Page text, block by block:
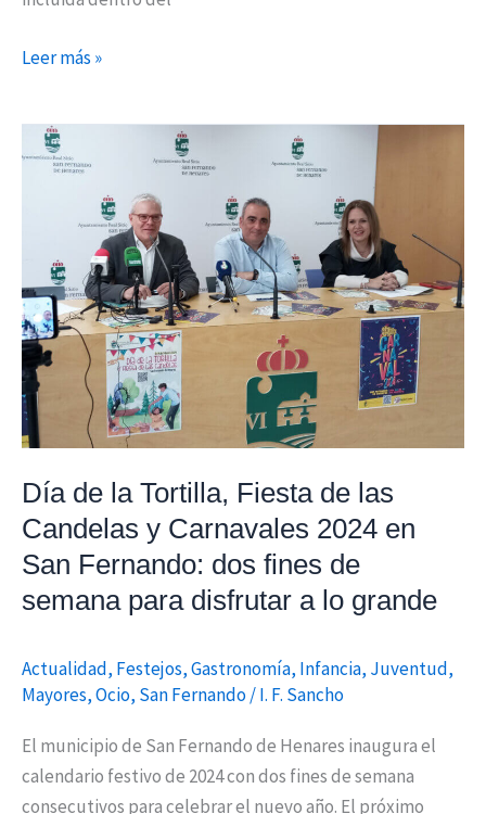
Henares
Leer más »
Día de la Tortilla, Fiesta de las
Candelas y Carnavales 2024 en
San Fernando: dos fines de
semana para disfrutar a lo grande
Actualidad, Festejos,Gastronomía, Infancia, Juventud,
Mayores,Ocio, San Fernando/I. F. Sancho
El municipio de San Fernando de Henares inaugura el
calendario festivo de 2024 con dos fines de semana
consecutivos para celebrar el nuevo año. El próximo
Día
Tortilla,
Fiesta
de
las
Candelas
y
Carnavales
2024
San
Fernando:
dos
fines
semana
para
a
lo
grande